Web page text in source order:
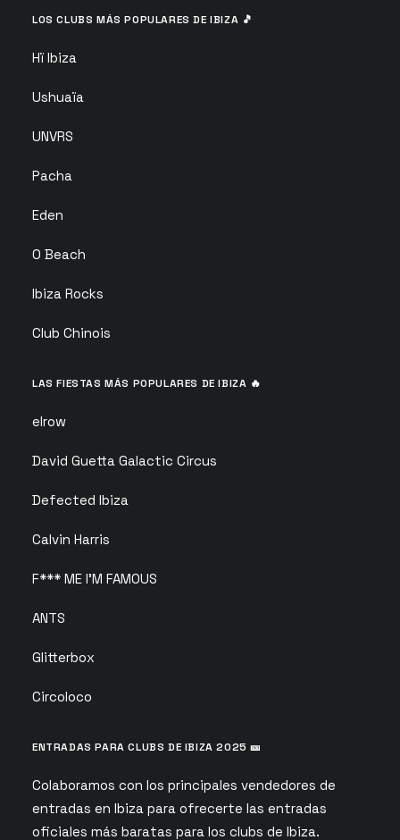
LOS CLUBS MÁS POPULARES DE IBIZA 🎵
Hï Ibiza
Ushuaïa
UNVRS
Pacha
Eden
O Beach
Ibiza Rocks
Club Chinois
LAS FIESTAS MÁS POPULARES DE IBIZA 🔥
elrow
David Guetta Galactic Circus
Defected Ibiza
Calvin Harris
F*** ME I’M FAMOUS
ANTS
Glitterbox
Circoloco
ENTRADAS PARA CLUBS DE IBIZA 2025 🎫
Colaboramos con los principales vendedores de
entradas en Ibiza para ofrecerte las entradas
oficiales más baratas para los clubs de Ibiza.